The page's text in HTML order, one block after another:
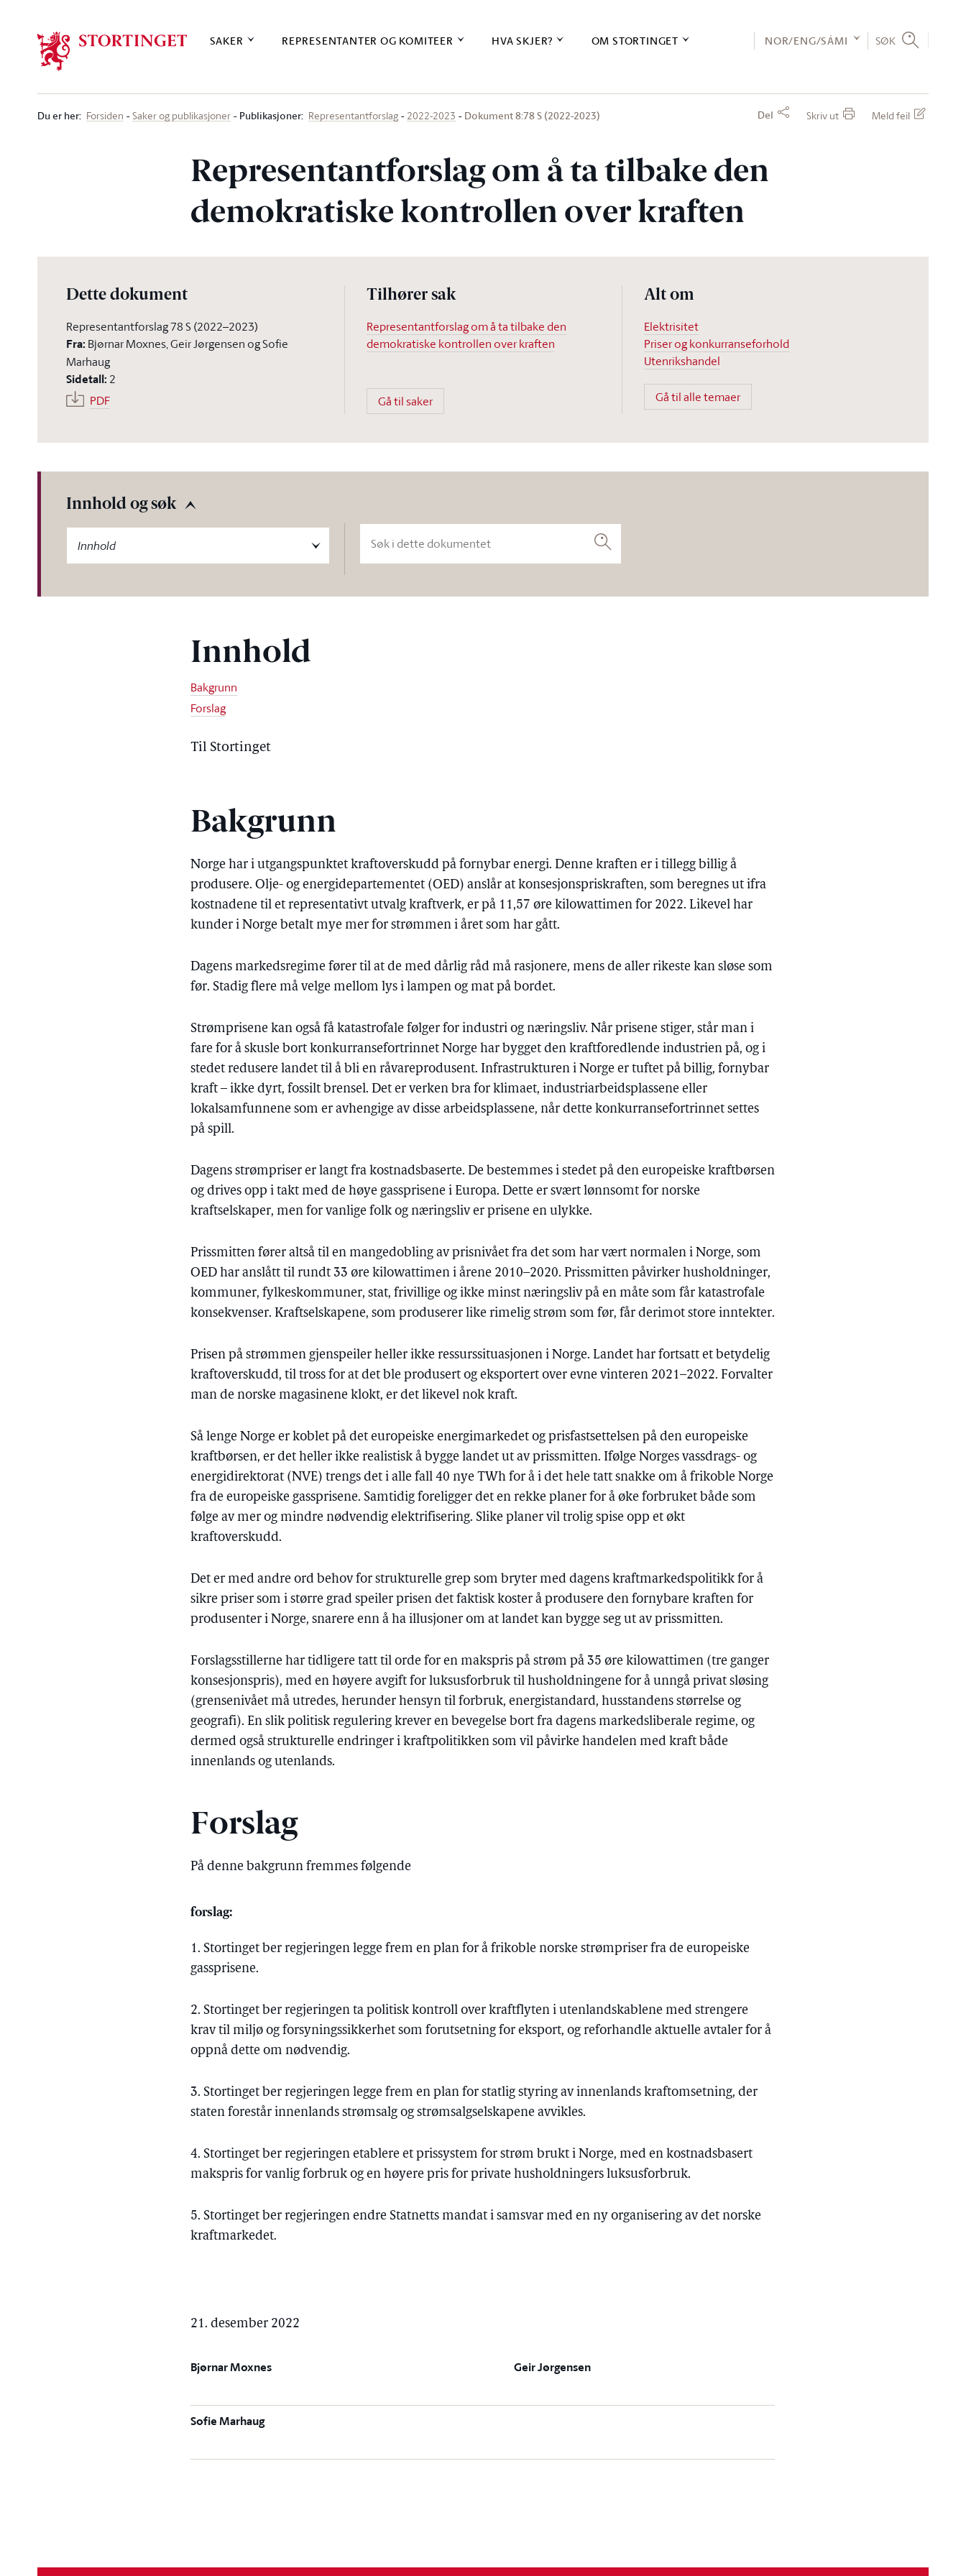
SAKER REPRESENTANTER OG KOMITEER HVA SKJER? OM STORTINGET NOR/ENG/SÁMI SØK
Du er her: Forsiden Saker og publikasjoner Publikasjoner: Representantforslag 2022-2023 Dokument 8:78 S (2022-2023) Del Skriv ut Meld feil
Representantforslag om å ta tilbake den
demokratiske kontrollen over kraften
Dette dokument
Representantforslag 78 S (2022–2023)
Fra: Bjørnar Moxnes, Geir Jørgensen og Sofie
Marhaug
Sidetall: 2
PDF
Tilhører sak
Representantforslag om å ta tilbake den
demokratiske kontrollen over kraften
Gå til saker
Alt om
Elektrisitet
Priser og konkurranseforhold
Utenrikshandel
Gå til alle temaer
Innhold og søk
Innhold Søk
Innhold
Bakgrunn
Forslag
Til Stortinget
Bakgrunn
Norge har i utgangspunktet kraftoverskudd på fornybar energi. Denne kraften er i tillegg billig å
produsere. Olje- og energidepartementet (OED) anslår at konsesjonspriskraften, som beregnes ut ifra
kostnadene til et representativt utvalg kraftverk, er på 11,57 øre kilowattimen for 2022. Likevel har
kunder i Norge betalt mye mer for strømmen i året som har gått.
Dagens markedsregime fører til at de med dårlig råd må rasjonere, mens de aller rikeste kan sløse som
før. Stadig flere må velge mellom lys i lampen og mat på bordet.
Strømprisene kan også få katastrofale følger for industri og næringsliv. Når prisene stiger, står man i
fare for å skusle bort konkurransefortrinnet Norge har bygget den kraftforedlende industrien på, og i
stedet redusere landet til å bli en råvareprodusent. Infrastrukturen i Norge er tuftet på billig, fornybar
kraft – ikke dyrt, fossilt brensel. Det er verken bra for klimaet, industriarbeidsplassene eller
lokalsamfunnene som er avhengige av disse arbeidsplassene, når dette konkurransefortrinnet settes
på spill.
Dagens strømpriser er langt fra kostnadsbaserte. De bestemmes i stedet på den europeiske kraftbørsen
og drives opp i takt med de høye gassprisene i Europa. Dette er svært lønnsomt for norske
kraftselskaper, men for vanlige folk og næringsliv er prisene en ulykke.
Prissmitten fører altså til en mangedobling av prisnivået fra det som har vært normalen i Norge, som
OED har anslått til rundt 33 øre kilowattimen i årene 2010–2020. Prissmitten påvirker husholdninger,
kommuner, fylkeskommuner, stat, frivillige og ikke minst næringsliv på en måte som får katastrofale
konsekvenser. Kraftselskapene, som produserer like rimelig strøm som før, får derimot store inntekter.
Prisen på strømmen gjenspeiler heller ikke ressurssituasjonen i Norge. Landet har fortsatt et betydelig
kraftoverskudd, til tross for at det ble produsert og eksportert over evne vinteren 2021–2022. Forvalter
man de norske magasinene klokt, er det likevel nok kraft.
Så lenge Norge er koblet på det europeiske energimarkedet og prisfastsettelsen på den europeiske
kraftbørsen, er det heller ikke realistisk å bygge landet ut av prissmitten. Ifølge Norges vassdrags- og
energidirektorat (NVE) trengs det i alle fall 40 nye TWh for å i det hele tatt snakke om å frikoble Norge
fra de europeiske gassprisene. Samtidig foreligger det en rekke planer for å øke forbruket både som
følge av mer og mindre nødvendig elektrifisering. Slike planer vil trolig spise opp et økt
kraftoverskudd.
Det er med andre ord behov for strukturelle grep som bryter med dagens kraftmarkedspolitikk for å
sikre priser som i større grad speiler prisen det faktisk koster å produsere den fornybare kraften for
produsenter i Norge, snarere enn å ha illusjoner om at landet kan bygge seg ut av prissmitten.
Forslagsstillerne har tidligere tatt til orde for en makspris på strøm på 35 øre kilowattimen (tre ganger
konsesjonspris), med en høyere avgift for luksusforbruk til husholdningene for å unngå privat sløsing
(grensenivået må utredes, herunder hensyn til forbruk, energistandard, husstandens størrelse og
geografi). En slik politisk regulering krever en bevegelse bort fra dagens markedsliberale regime, og
dermed også strukturelle endringer i kraftpolitikken som vil påvirke handelen med kraft både
innenlands og utenlands.
Forslag
På denne bakgrunn fremmes følgende
forslag:
1. Stortinget ber regjeringen legge frem en plan for å frikoble norske strømpriser fra de europeiske
gassprisene.
2. Stortinget ber regjeringen ta politisk kontroll over kraftflyten i utenlandskablene med strengere
krav til miljø og forsyningssikkerhet som forutsetning for eksport, og reforhandle aktuelle avtaler for å
oppnå dette om nødvendig.
3. Stortinget ber regjeringen legge frem en plan for statlig styring av innenlands kraftomsetning, der
staten forestår innenlands strømsalg og strømsalgselskapene avvikles.
4. Stortinget ber regjeringen etablere et prissystem for strøm brukt i Norge, med en kostnadsbasert
makspris for vanlig forbruk og en høyere pris for private husholdningers luksusforbruk.
5. Stortinget ber regjeringen endre Statnetts mandat i samsvar med en ny organisering av det norske
kraftmarkedet.
21. desember 2022
Bjørnar Moxnes Geir Jørgensen
Sofie Marhaug